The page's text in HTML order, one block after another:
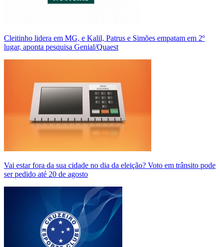
Cleitinho lidera em MG, e Kalil, Patrus e Simões empatam em 2º
lugar, aponta pesquisa Genial/Quaest
Vai estar fora da sua cidade no dia da eleição? Voto em trânsito pode
ser pedido até 20 de agosto